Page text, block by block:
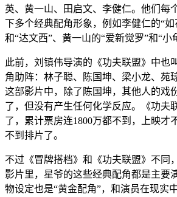
英、黄一山、田启文、李健仁。他们每
下多个经典配角形象，例如李健仁的“如
和“达文西”、黄一山的“爱新觉罗”和“
此前，刘镇伟导演的《功夫联盟》中也
角助阵：林子聪、陈国坤、梁小龙、苑
这部影片中，除了陈国坤，其他人的戏
了，但没有产生任何化学反应。《功夫
了，累计票房连1800万都不到，上映才
不到排片了。
不过《冒牌搭档》和《功夫联盟》不同
影片里，星爷的这些经典配角都是主要
物设定也是“黄金配角”，和演员在现实